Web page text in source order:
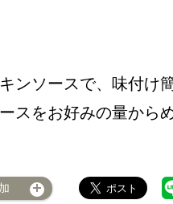
ンソースで、味付け
スをお好みの量からめ